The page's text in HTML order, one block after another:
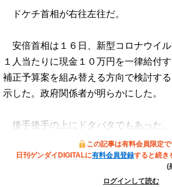
ドケチ首相が右往左往だ。
安倍首相は１６日、新型コロナウイ
１人当たりに現金１０万円を一律給付
補正予算案を組み替える方向で検討す
示した。政府関係者が明らかにした。
後手後手の上にドタバタでもあった
この記事は有料会員限定で
日刊ゲンダイDIGITALに有料会員登録すると続き
(
ログインして読む